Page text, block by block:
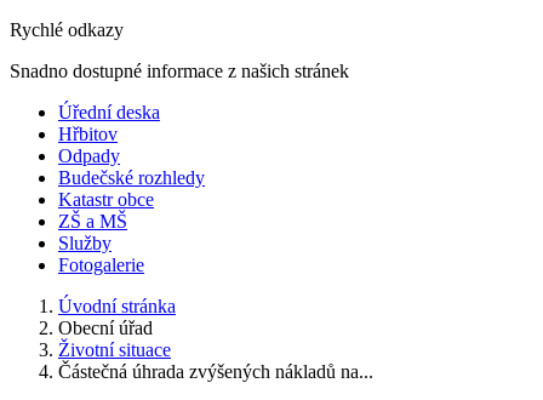
Rychlé odkazy
Snadno dostupné informace z našich stránek
Úřední deska
Hřbitov
Odpady
Budečské rozhledy
Katastr obce
ZŠ a MŠ
Služby
Fotogalerie
Úvodní stránka
Obecní úřad
Životní situace
Částečná úhrada zvýšených nákladů na...